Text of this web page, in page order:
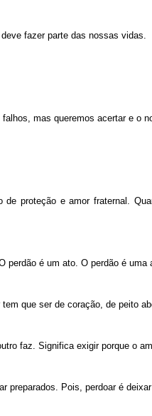
fazer parte das nossas vidas.
mas queremos acertar e o
proteção e amor fraternal.
perdão é um ato. O perdão é uma
tem que ser de coração, de peito
faz. Significa exigir porque o
preparados. Pois, perdoar é